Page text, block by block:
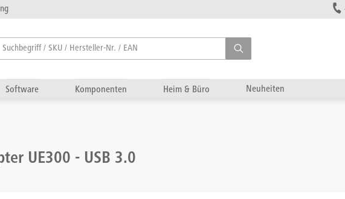
Software Komponenten Heim & Büro Neuheiten
UE300 - USB 3.0